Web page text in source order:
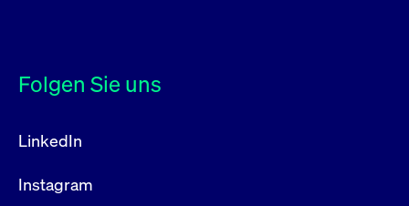
Folgen Sie uns
LinkedIn
Instagram